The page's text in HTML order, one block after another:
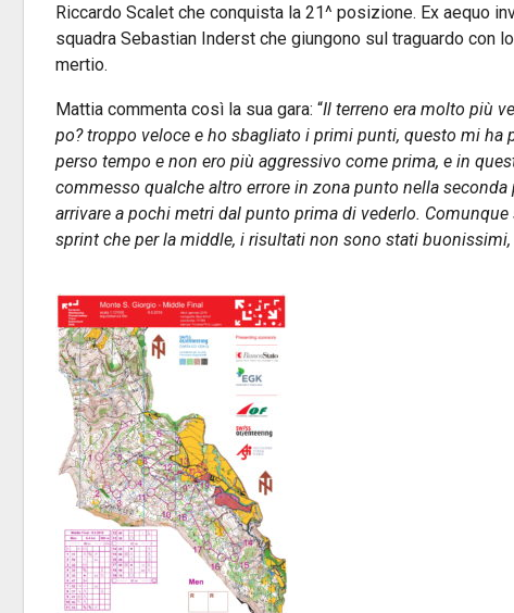
Riccardo Scalet che conquista la 21^ posizione. Ex aequo
squadra Sebastian Inderst che giungono sul traguardo con
mertio.
Mattia commenta così la sua gara: “Il terreno era molto più
po? troppo veloce e ho sbagliato i primi punti, questo mi ha
perso tempo e non ero più aggressivo come prima, e in
commesso qualche altro errore in zona punto nella
arrivare a pochi metri dal punto prima di vederlo.
sprint che per la middle, i risultati non sono stati